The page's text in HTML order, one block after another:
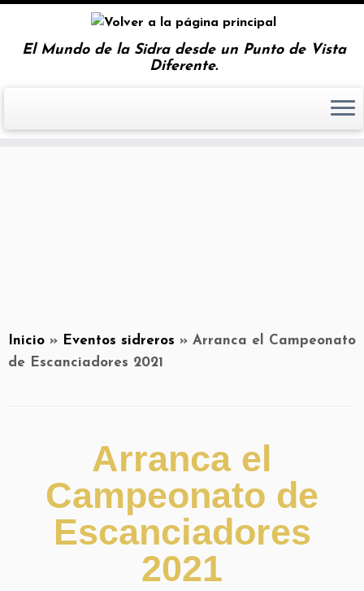
El Mundo de la Sidra desde un Punto de Vista
Diferente.
Inicio » Eventos sidreros » Arranca el Campeonato
de Escanciadores 2021
Arranca el
Campeonato de
Escanciadores
2021